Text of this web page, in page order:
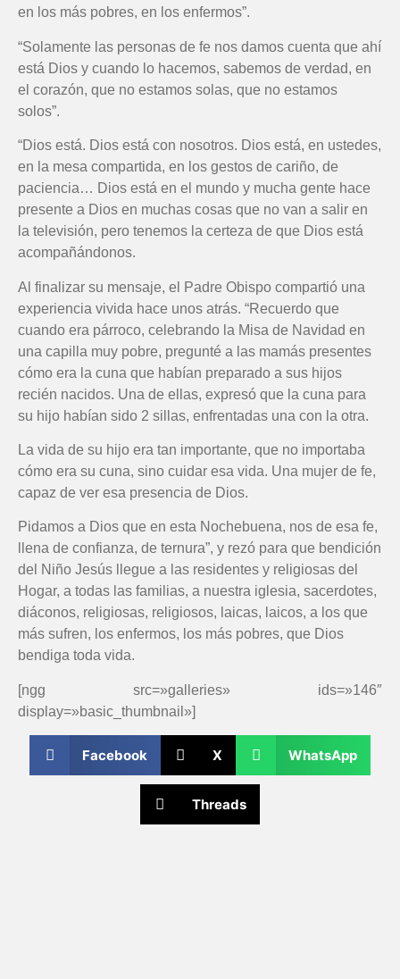
en los más pobres, en los enfermos”.
“Solamente las personas de fe nos damos cuenta que ahí
está Dios y cuando lo hacemos, sabemos de verdad, en
el corazón, que no estamos solas, que no estamos
solos”.
“Dios está. Dios está con nosotros. Dios está, en ustedes,
en la mesa compartida, en los gestos de cariño, de
paciencia… Dios está en el mundo y mucha gente hace
presente a Dios en muchas cosas que no van a salir en
la televisión, pero tenemos la certeza de que Dios está
acompañándonos.
Al finalizar su mensaje, el Padre Obispo compartió una
experiencia vivida hace unos atrás. “Recuerdo que
cuando era párroco, celebrando la Misa de Navidad en
una capilla muy pobre, pregunté a las mamás presentes
cómo era la cuna que habían preparado a sus hijos
recién nacidos. Una de ellas, expresó que la cuna para
su hijo habían sido 2 sillas, enfrentadas una con la otra.
La vida de su hijo era tan importante, que no importaba
cómo era su cuna, sino cuidar esa vida. Una mujer de fe,
capaz de ver esa presencia de Dios.
Pidamos a Dios que en esta Nochebuena, nos de esa fe,
llena de confianza, de ternura”, y rezó para que bendición
del Niño Jesús llegue a las residentes y religiosas del
Hogar, a todas las familias, a nuestra iglesia, sacerdotes,
diáconos, religiosas, religiosos, laicas, laicos, a los que
más sufren, los enfermos, los más pobres, que Dios
bendiga toda vida.
[ngg src=»galleries» ids=»146″
display=»basic_thumbnail»]
Facebook X WhatsApp
Threads